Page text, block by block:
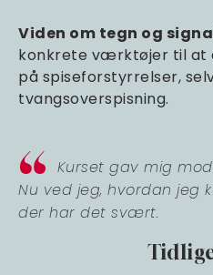
Viden om tegn og
konkrete værktøjer til at
på spiseforstyrrelser,
tvangsoverspisning.
Kurset gav mig
Nu ved jeg, hvordan jeg
der har det svært.